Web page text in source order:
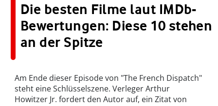
Die besten Filme laut IMDb-
Bewertungen: Diese 10 stehen
an der Spitze
Am Ende dieser Episode von "The French Dispatch"
steht eine Schlüsselszene. Verleger Arthur
Howitzer Jr. fordert den Autor auf, ein Zitat von